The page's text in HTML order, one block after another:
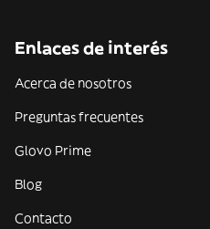
Enlaces de interés
Acerca de nosotros
Preguntas frecuentes
Glovo Prime
Blog
Contacto